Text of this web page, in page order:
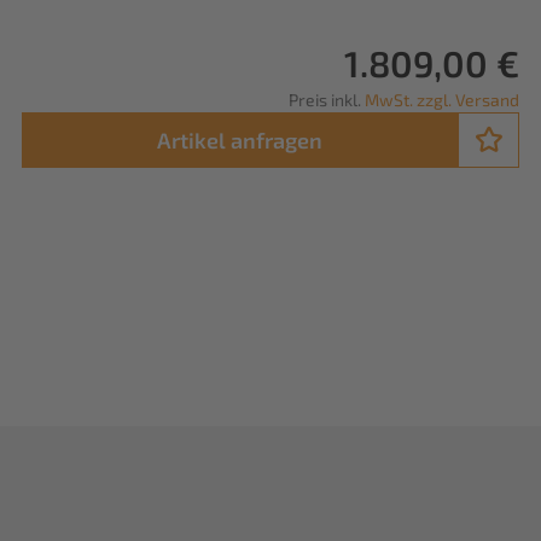
1.809,00 €
Preis inkl. MwSt. zzgl. Versand
Artikel anfragen